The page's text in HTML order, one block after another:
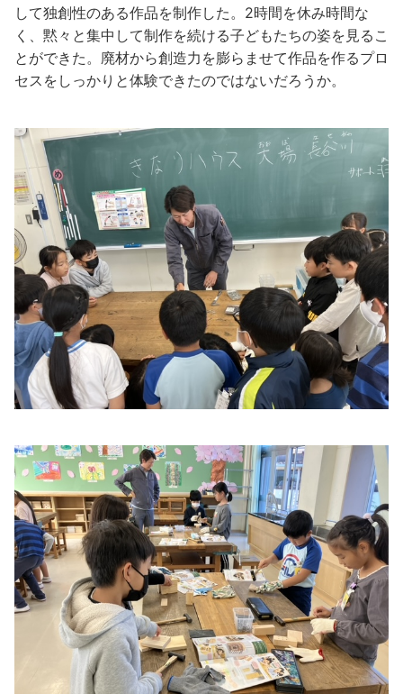
して独創性のある作品を制作した。2時間を休み時間な
く、黙々と集中して制作を続ける子どもたちの姿を見るこ
とができた。廃材から創造力を膨らませて作品を作るプロ
セスをしっかりと体験できたのではないだろうか。